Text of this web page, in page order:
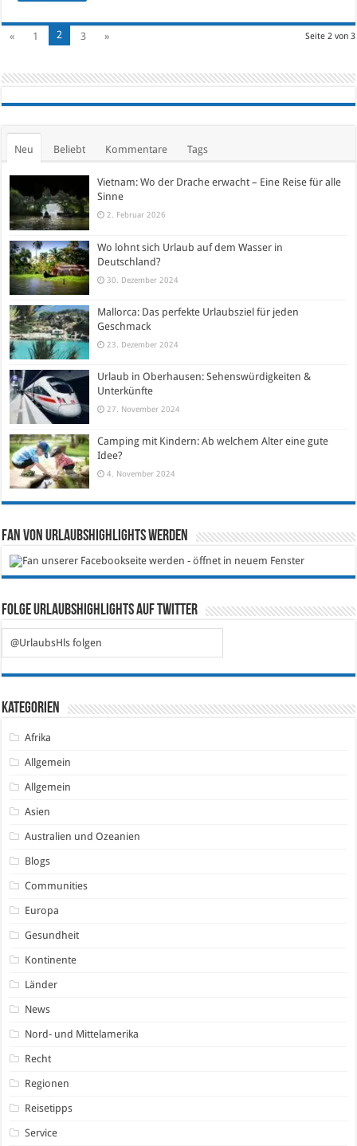
Seite 2 von 3
« 1 2 3 »
Neu Beliebt Kommentare Tags
Vietnam: Wo der Drache erwacht – Eine Reise für alle
Sinne
2. Februar 2026
Wo lohnt sich Urlaub auf dem Wasser in
Deutschland?
30. Dezember 2024
Mallorca: Das perfekte Urlaubsziel für jeden
Geschmack
23. Dezember 2024
Urlaub in Oberhausen: Sehenswürdigkeiten &
Unterkünfte
27. November 2024
Camping mit Kindern: Ab welchem Alter eine gute
Idee?
4. November 2024
Fan von Urlaubshighlights werden
Folge Urlaubshighlights auf Twitter
@UrlaubsHls folgen
Kategorien
Afrika
Allgemein
Allgemein
Asien
Australien und Ozeanien
Blogs
Communities
Europa
Gesundheit
Kontinente
Länder
News
Nord- und Mittelamerika
Recht
Regionen
Reisetipps
Service